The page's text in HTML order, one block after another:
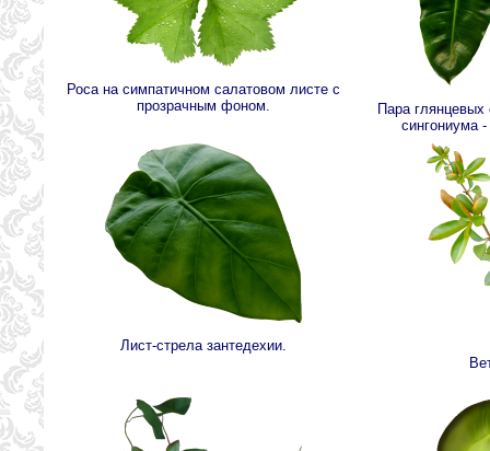
Роса на симпатичном салатовом листе с
прозрачным фоном.
Пара
сингониума
Лист-стрела зантедехии.